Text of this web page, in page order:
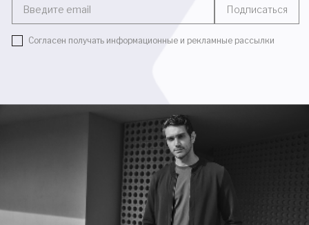
Введите email Подписаться
Согласен получать информационные и рекламные рассылки